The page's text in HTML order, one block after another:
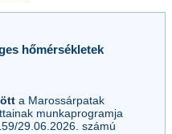
hőmérsékletek
a Marossárpatak
munkaprogramja
29.06.2026. számú